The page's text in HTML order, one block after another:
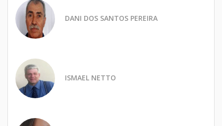
DANI DOS SANTOS PEREIRA
ISMAEL NETTO